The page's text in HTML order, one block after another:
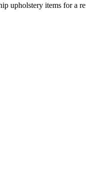
upholstery items for a